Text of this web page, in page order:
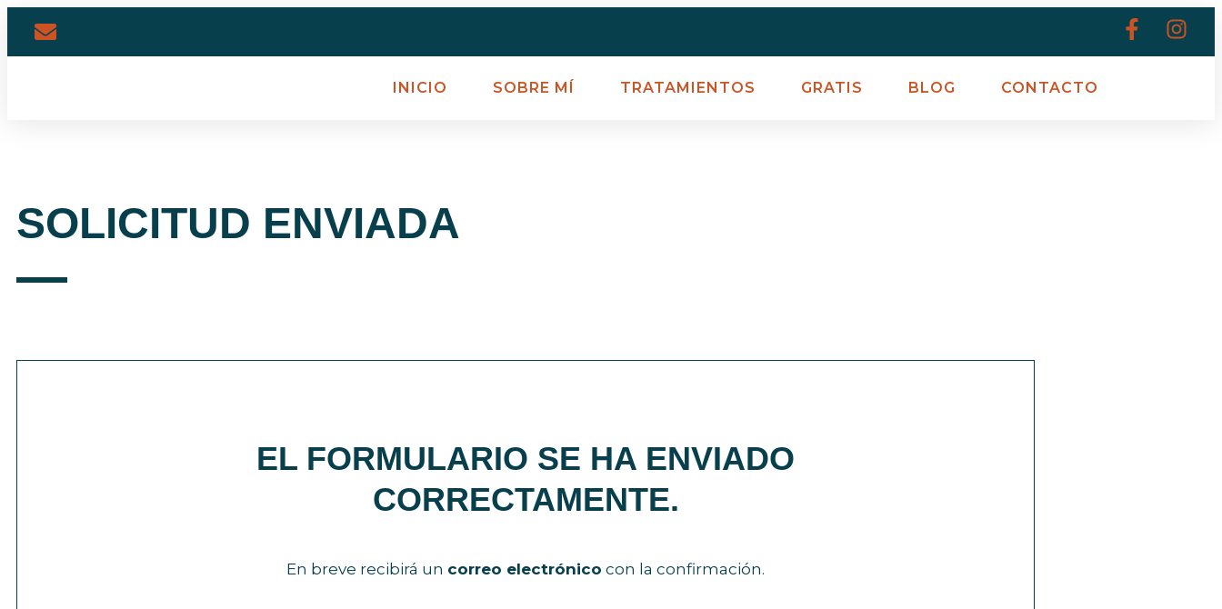
INICIO SOBRE MÍ TRATAMIENTOS GRATIS BLOG CONTACTO
SOLICITUD ENVIADA
EL FORMULARIO SE HA ENVIADO
CORRECTAMENTE.
En breve recibirá un correo electrónico con la confirmación.